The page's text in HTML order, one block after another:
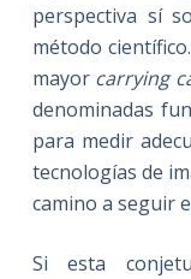
perspectiva sí
método
mayor carrying
denominadas
para medir
tecnologías de
camino a seguir
Si esta